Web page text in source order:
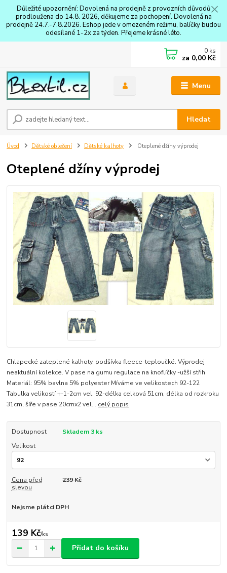
Důležité upozornění: Dovolená na prodejně z provozních důvodů
prodloužena do 14.8. 2026, děkujeme za pochopení. Dovolená na
prodejně 24.7.-7.8.2026. Eshop jede v omezeném režimu, balíčky budou
odesílané 1-2x za týden. Přejeme krásné léto.
Menu
Hledat
0 ks
za 0,00 Kč
Úvod Dětské oblečení Dětské kalhoty Oteplené džíny výprodej
Oteplené džíny výprodej
Chlapecké zateplené kalhoty, podšívka fleece-teploučké. Výprodej
neaktuální kolekce. V pase na gumu regulace na knoflíčky -užší střih
Materiál: 95% bavlna 5% polyester Míváme ve velikostech 92-122
Tabulka velikostí +-1-2cm vel. 92-délka celková 51cm, délka od rozkroku
31cm, šíře v pase 20cmx2 vel... celý popis
Dostupnost
Skladem 3 ks
Velikost
Cena před
slevou
239 Kč
Nejsme plátci DPH
139 Kč/ks
Přidat do košíku